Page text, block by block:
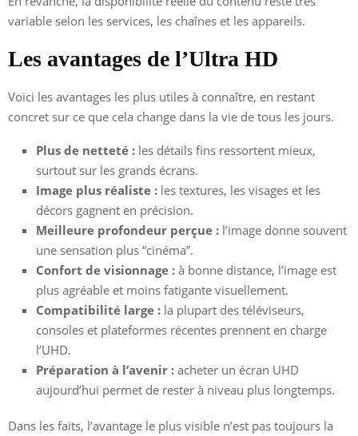
variable selon les services, les chaînes et les appareils.
Les avantages de l’Ultra HD
Voici les avantages les plus utiles à connaître, en restant
concret sur ce que cela change dans la vie de tous les jours.
Plus de netteté : les détails fins ressortent mieux,
surtout sur les grands écrans.
Image plus réaliste : les textures, les visages et les
décors gagnent en précision.
Meilleure profondeur perçue : l’image donne souvent
une sensation plus “cinéma”.
Confort de visionnage : à bonne distance, l’image est
plus agréable et moins fatigante visuellement.
Compatibilité large : la plupart des téléviseurs,
consoles et plateformes récentes prennent en charge
l’UHD.
Préparation à l’avenir : acheter un écran UHD
aujourd’hui permet de rester à niveau plus longtemps.
Dans les faits, l’avantage le plus visible n’est pas toujours la